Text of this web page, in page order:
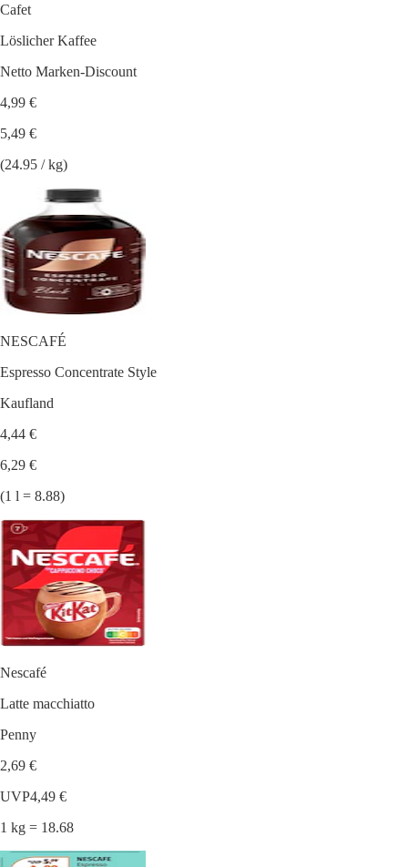
Cafet
Löslicher Kaffee
Netto Marken-Discount
4,99 €
5,49 €
(24.95 / kg)
NESCAFÉ
Espresso Concentrate Style
Kaufland
4,44 €
6,29 €
(1 l = 8.88)
Nescafé
Latte macchiatto
Penny
2,69 €
UVP4,49 €
1 kg = 18.68